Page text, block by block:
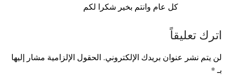
كل عام وانتم بخير شكرا لكم
اترك تعليقاً
لن يتم نشر عنوان بريدك الإلكتروني. الحقول الإلزامية مشار إليها
بـ*